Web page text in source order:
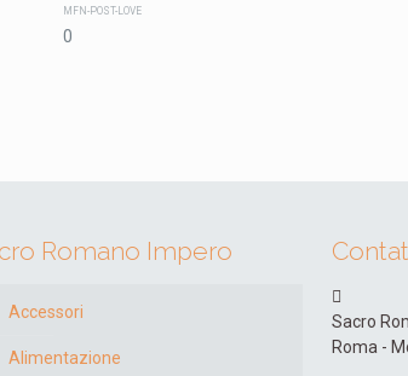
MFN-POST-LOVE
0
Romano Impero
Accessori
Alimentazione
Sacro
Roma -